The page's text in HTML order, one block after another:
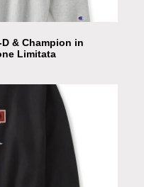
& Champion in
Limitata